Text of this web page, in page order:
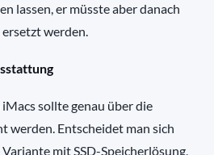
lassen, er müsste aber danach
werden.
sollte genau über die
werden. Entscheidet man sich
mit SSD-Speicherlösung,